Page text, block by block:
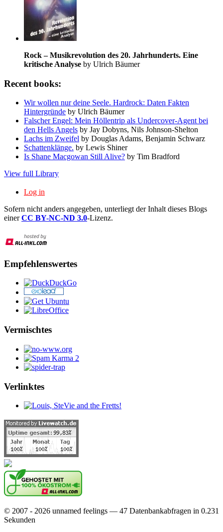
Rock – Musikrevolution des 20. Jahrhunderts. Eine
kritische Analyse by Ulrich Bäumer
Recent books:
Wir wollen nur deine Seele. Hardrock: Daten Fakten
Hintergründe by Ulrich Bäumer
Falscher Engel: Mein Höllentrip als Undercover-Agent bei
den Hells Angels by Jay Dobyns, Nils Johnson-Shelton
Lachs im Zweifel by Douglas Adams, Benjamin Schwarz
Schattenklänge. by Lewis Shiner
Is Shane Macgowan Still Alive? by Tim Bradford
View full Library
Log in
Sofern nicht anders angegeben, unterliegt der Inhalt dieses Blogs
einerCC BY-NC-ND 3.0-Lizenz.
Empfehlenswertes
Vermischtes
Verlinktes
© 2007 - 2026 unnamed feelings — 47 Datenbankabfragen in 0.231
Sekunden